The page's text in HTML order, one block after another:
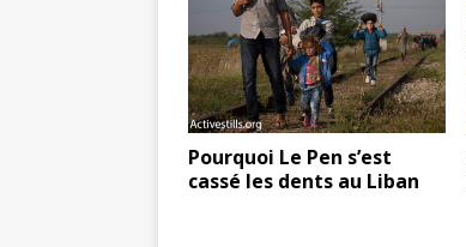
Pourquoi Le Pen s’est
cassé les dents au Liban